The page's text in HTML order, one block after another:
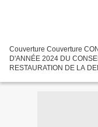
Couverture Couverture
D'ANNÉE 2024 DU
RESTAURATION DE LA
OUI A UNE TRANSITION...